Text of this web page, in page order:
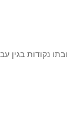
נקודות בגין